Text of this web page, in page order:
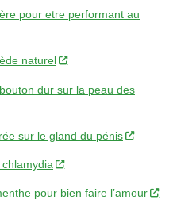
pour etre performant au
naturel
dur sur la peau des
sur le gland du pénis
pour bien faire l’amour